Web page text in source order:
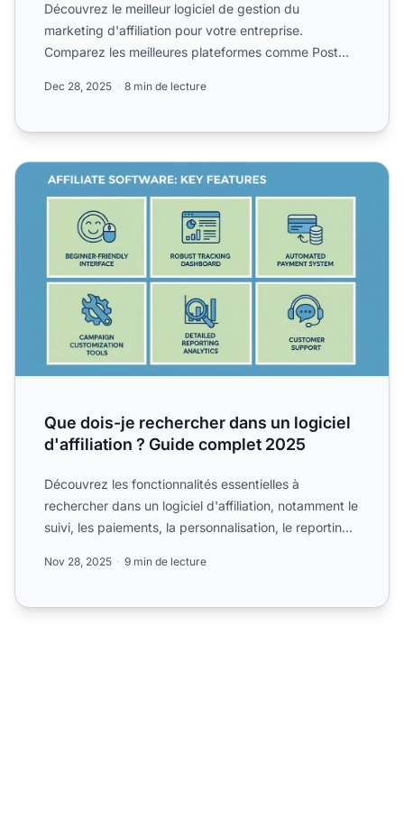
Découvrez le meilleur logiciel de gestion du
marketing d'affiliation pour votre entreprise.
Comparez les meilleures plateformes comme Post
Dec 28, 2025 8 min de lecture
Que dois-je rechercher dans un logiciel d'affiliation ?
Que dois-je rechercher dans un logiciel
d'affiliation ? Guide complet 2025
Découvrez les fonctionnalités essentielles à
rechercher dans un logiciel d'affiliation, notamment le
suivi, les paiements, la personnalisation, le reporting
Nov 28, 2025 9 min de lecture